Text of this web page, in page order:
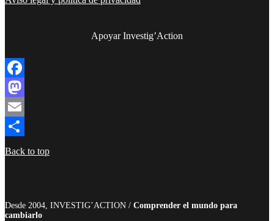
Apoyar Investig’Action
Facebook
Mastodon
Email
Compartir
Back to top
Desde 2004, INVESTIG’ACTION / Comprender el mundo para
cambiarlo